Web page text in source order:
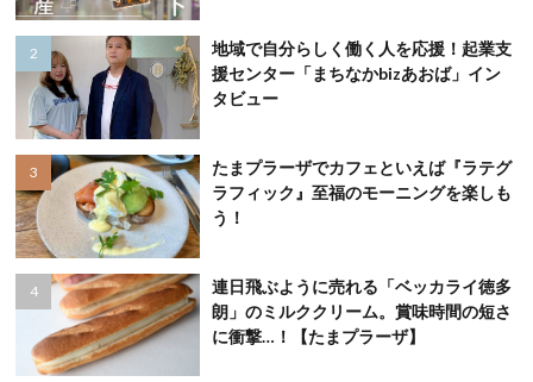
地域で自分らしく働く人を応援！起業支
援センター「まちなかbizあおば」イン
タビュー
たまプラーザでカフェといえば『ラテグ
ラフィック』至福のモーニングを楽しも
う！
連日飛ぶように売れる「ベッカライ徳多
朗」のミルククリーム。賞味時間の短さ
に衝撃…！【たまプラーザ】